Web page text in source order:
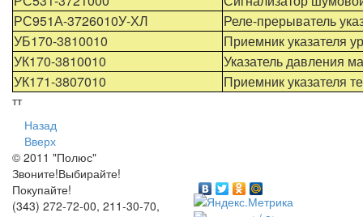
РС951А-3726010У-ХЛ
Реле-прерыватель
УБ170-3810010
Приемник указателя
УК170-3810010
Указатель давления
УК171-3807010
Приемник указателя
тт
Назад
Вверх
© 2011 "Полюс"
Звоните!Выбирайте!
Покупайте!
(343) 272-72-00, 211-30-70,